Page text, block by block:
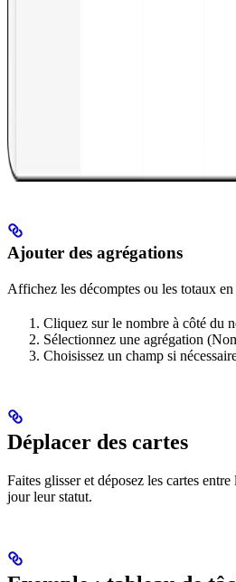
Ajouter des agrégations
Affichez les décomptes ou les totaux
Cliquez sur le nombre à côté du
Sélectionnez une agrégation
Choisissez un champ si
Déplacer des cartes
Faites glisser et déposez les cartes
jour leur statut.